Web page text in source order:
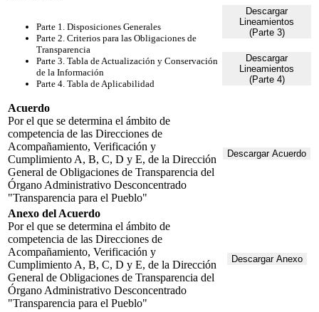
Parte 1. Disposiciones Generales
Parte 2. Criterios para las Obligaciones de
Transparencia
Parte 3. Tabla de Actualización y Conservación
de la Información
Parte 4. Tabla de Aplicabilidad
Descargar
Lineamientos
(Parte 3)
Descargar
Lineamientos
(Parte 4)
Acuerdo
Por el que se determina el ámbito de
competencia de las Direcciones de
Acompañamiento, Verificación y
Cumplimiento A, B, C, D y E, de la Dirección
General de Obligaciones de Transparencia del
Órgano Administrativo Desconcentrado
"Transparencia para el Pueblo"
Descargar Acuerdo
Anexo del Acuerdo
Por el que se determina el ámbito de
competencia de las Direcciones de
Acompañamiento, Verificación y
Cumplimiento A, B, C, D y E, de la Dirección
General de Obligaciones de Transparencia del
Órgano Administrativo Desconcentrado
"Transparencia para el Pueblo"
Descargar Anexo